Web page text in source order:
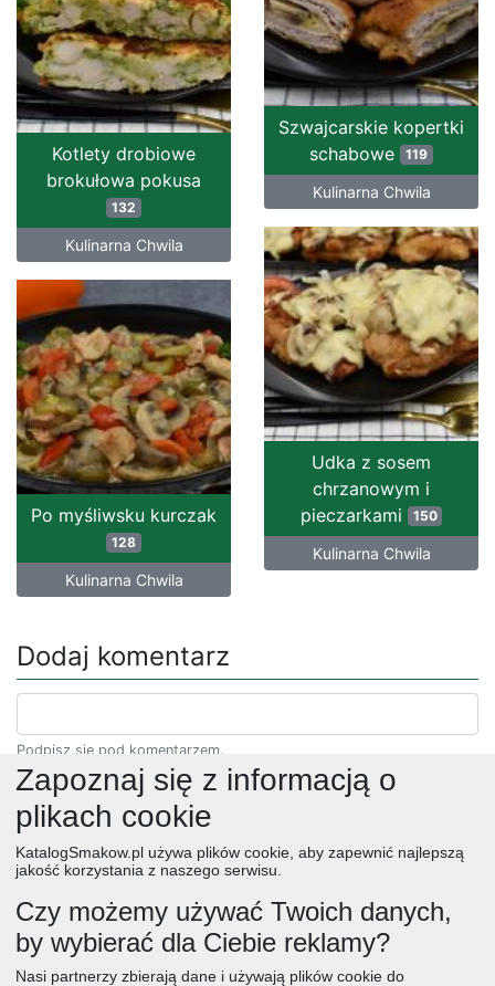
Szwajcarskie kopertki
schabowe 119
Kulinarna Chwila
Kotlety drobiowe
brokułowa pokusa
132
Kulinarna Chwila
Udka z sosem
chrzanowym i
pieczarkami
150
Kulinarna Chwila
Po myśliwsku kurczak
128
Kulinarna Chwila
Dodaj komentarz
Podpisz się pod komentarzem.
desery
Zapoznaj się z informacją o
plikach cookie
KatalogSmakow.pl używa plików cookie, aby zapewnić najlepszą
jakość korzystania z naszego serwisu.
Czy możemy używać Twoich danych,
by wybierać dla Ciebie reklamy?
Nasi partnerzy zbierają dane i używają plików cookie do